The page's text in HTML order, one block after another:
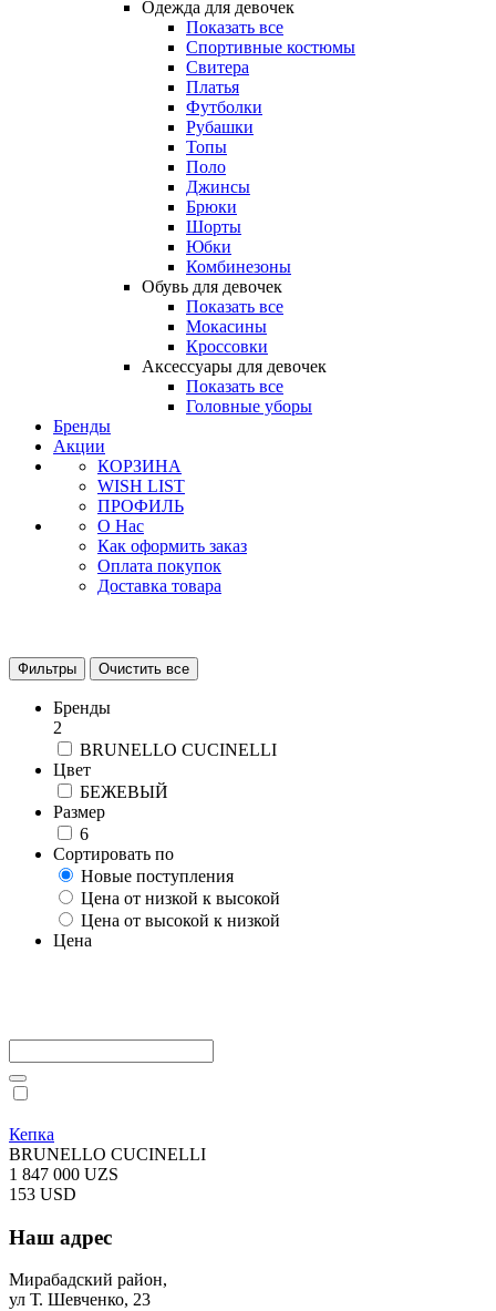
Одежда для девочек
Показать все
Спортивные костюмы
Свитера
Платья
Футболки
Рубашки
Топы
Поло
Джинсы
Брюки
Шорты
Юбки
Комбинезоны
Обувь для девочек
Показать все
Мокасины
Кроссовки
Аксессуары для девочек
Показать все
Головные уборы
Бренды
Акции
КОРЗИНА
WISH LIST
ПРОФИЛЬ
О Нас
Как оформить заказ
Оплата покупок
Доставка товара
Фильтры Очистить все
Бренды
2
BRUNELLO CUCINELLI
Цвет
БЕЖЕВЫЙ
Размер
6
Сортировать по
Новые поступления
Цена от низкой к высокой
Цена от высокой к низкой
Цена
Кепка
BRUNELLO CUCINELLI
1 847 000 UZS
153 USD
Наш адрес
Мирабадский район,
ул Т. Шевченко, 23